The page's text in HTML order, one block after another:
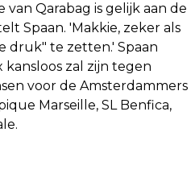
Qarabag is gelijk aan de
Spaan. 'Makkie, zeker als
druk" te zetten.' Spaan
zal zijn tegen
voor de Amsterdammers
Marseille, SL Benfica,